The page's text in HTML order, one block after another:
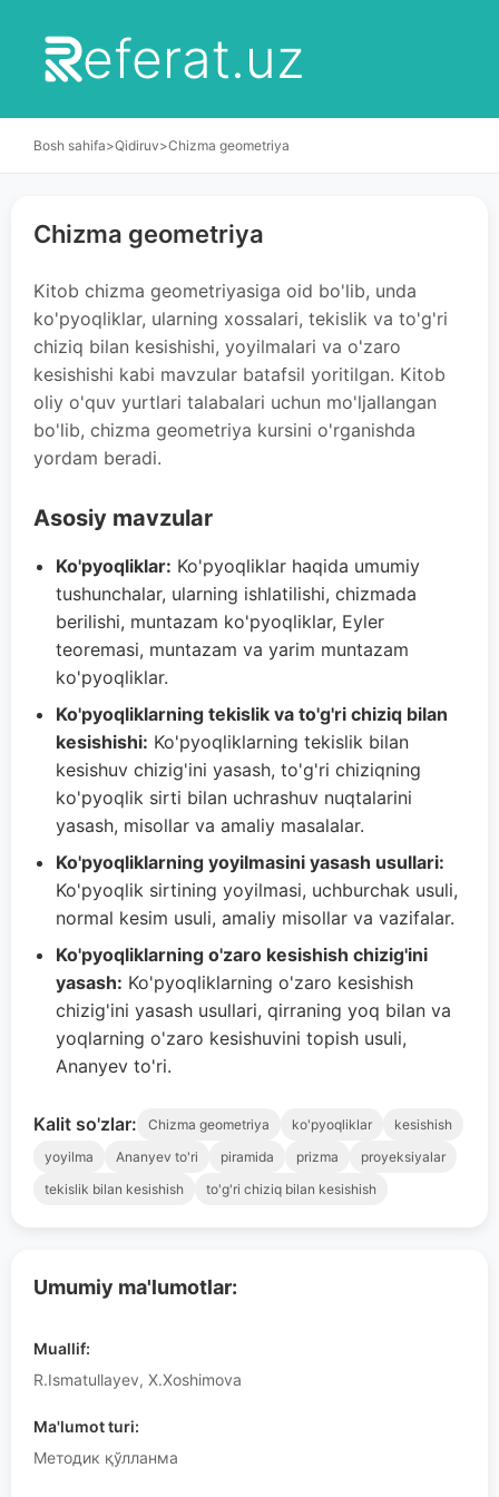
eferat.uz
Bosh sahifa>Qidiruv>Chizma geometriya
Umumiy ma'lumotlar:
Muallif:
R.Ismatullayev, X.Xoshimova
Ma'lumot turi:
Методик қўлланма
Chizma geometriya
Kitob chizma geometriyasiga oid bo'lib, unda
ko'pyoqliklar, ularning xossalari, tekislik va to'g'ri
chiziq bilan kesishishi, yoyilmalari va o'zaro
kesishishi kabi mavzular batafsil yoritilgan. Kitob
oliy o'quv yurtlari talabalari uchun mo'ljallangan
bo'lib, chizma geometriya kursini o'rganishda
yordam beradi.
Asosiy mavzular
Ko'pyoqliklar: Ko'pyoqliklar haqida umumiy
tushunchalar, ularning ishlatilishi, chizmada
berilishi, muntazam ko'pyoqliklar, Eyler
teoremasi, muntazam va yarim muntazam
ko'pyoqliklar.
Ko'pyoqliklarning tekislik va to'g'ri chiziq bilan
kesishishi: Ko'pyoqliklarning tekislik bilan
kesishuv chizig'ini yasash, to'g'ri chiziqning
ko'pyoqlik sirti bilan uchrashuv nuqtalarini
yasash, misollar va amaliy masalalar.
Ko'pyoqliklarning yoyilmasini yasash usullari:
Ko'pyoqlik sirtining yoyilmasi, uchburchak usuli,
normal kesim usuli, amaliy misollar va vazifalar.
Ko'pyoqliklarning o'zaro kesishish chizig'ini
yasash: Ko'pyoqliklarning o'zaro kesishish
chizig'ini yasash usullari, qirraning yoq bilan va
yoqlarning o'zaro kesishuvini topish usuli,
Ananyev to'ri.
Kalit so'zlar: Chizma geometriya ko'pyoqliklar
kesishish
yoyilma
Ananyev to'ri piramida prizma
proyeksiyalar
tekislik bilan kesishish
to'g'ri chiziq bilan kesishish